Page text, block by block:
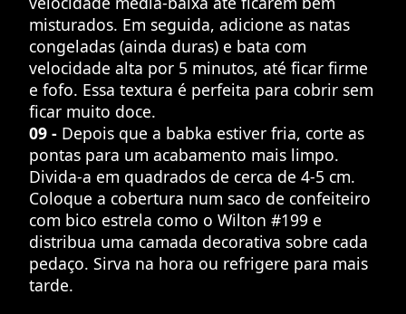
misturados. Em seguida, adicione as natas
congeladas (ainda duras) e bata com
velocidade alta por 5 minutos, até ficar firme
e fofo. Essa textura é perfeita para cobrir sem
ficar muito doce.
09 - Depois que a babka estiver fria, corte as
pontas para um acabamento mais limpo.
Divida-a em quadrados de cerca de 4-5 cm.
Coloque a cobertura num saco de confeiteiro
com bico estrela como o Wilton #199 e
distribua uma camada decorativa sobre cada
pedaço. Sirva na hora ou refrigere para mais
tarde.